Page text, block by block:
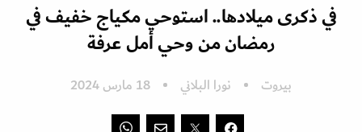
في ذكرى ميلادها.. استوحي مكياج خفيف في
رمضان من وحي أمل عرفة
بيروت نورا البلاني 18 مارس 2024